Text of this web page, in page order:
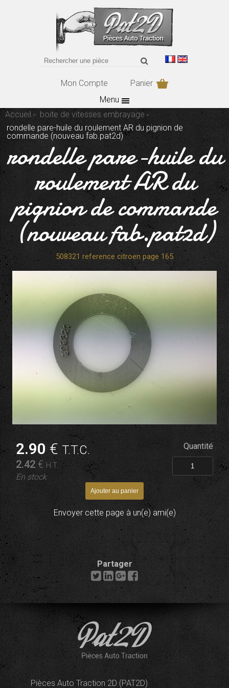
Mon Compte
Panier
Menu
Accueil
boite de vitesses embrayage
rondelle pare-huile du roulement AR du pignion de
commande (nouveau fab.pat2d)
rondelle pare-huile du
roulement AR du
pignion de commande
(nouveau fab.pat2d)
508321 reference citroen page 165
2.90 €T.T.C.
2.42 € H.T.
En stock
Quantité
Envoyer cette page à un(e) ami(e)
Partager
Pièces Auto Traction 2D (PAT2D)